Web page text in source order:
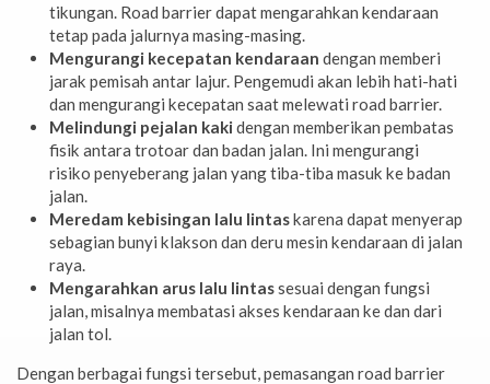
tikungan. Road barrier dapat mengarahkan kendaraan
tetap pada jalurnya masing-masing.
Mengurangi kecepatan kendaraan dengan memberi
jarak pemisah antar lajur. Pengemudi akan lebih hati-hati
dan mengurangi kecepatan saat melewati road barrier.
Melindungi pejalan kaki dengan memberikan pembatas
fisik antara trotoar dan badan jalan. Ini mengurangi
risiko penyeberang jalan yang tiba-tiba masuk ke badan
jalan.
Meredam kebisingan lalu lintaskarena dapat menyerap
sebagian bunyi klakson dan deru mesin kendaraan di jalan
raya.
Mengarahkan arus lalu lintassesuai dengan fungsi
jalan, misalnya membatasi akses kendaraan ke dan dari
jalan tol.
Dengan berbagai fungsi tersebut, pemasangan road barrier